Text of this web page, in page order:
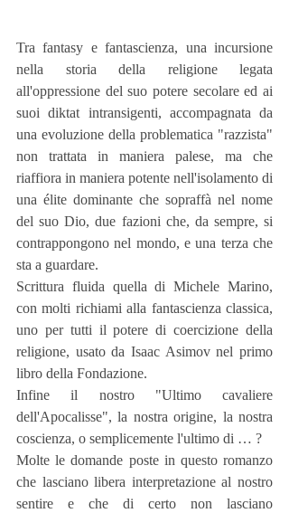
Tra fantasy e fantascienza, una incursione
nella storia della religione legata
all'oppressione del suo potere secolare ed ai
suoi diktat intransigenti, accompagnata da
una evoluzione della problematica "razzista"
non trattata in maniera palese, ma che
riaffiora in maniera potente nell'isolamento di
una élite dominante che sopraffà nel nome
del suo Dio, due fazioni che, da sempre, si
contrappongono nel mondo, e una terza che
sta a guardare.
Scrittura fluida quella di Michele Marino,
con molti richiami alla fantascienza classica,
uno per tutti il potere di coercizione della
religione, usato da Isaac Asimov nel primo
libro della Fondazione.
Infine il nostro "Ultimo cavaliere
dell'Apocalisse", la nostra origine, la nostra
coscienza, o semplicemente l'ultimo di … ?
Molte le domande poste in questo romanzo
che lasciano libera interpretazione al nostro
sentire e che di certo non lasciano